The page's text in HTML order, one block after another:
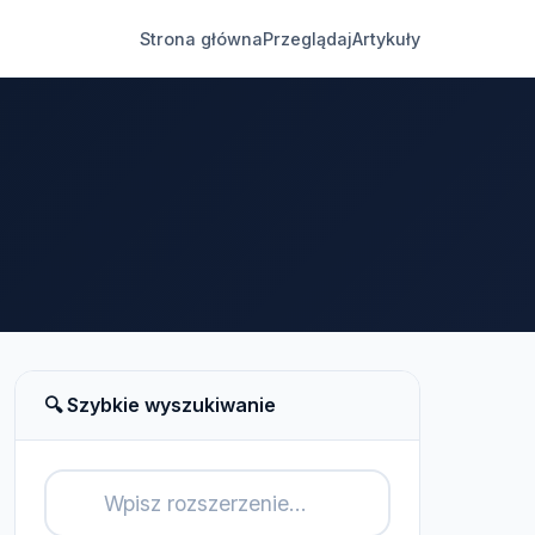
Strona głównaPrzeglądajArtykuły
🔍 Szybkie wyszukiwanie